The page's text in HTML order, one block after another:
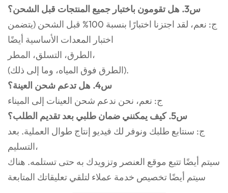
س3. هل تقومون باختبار جميع المنتجات قبل الشحن؟
ج: نعم، لقد اجتزنا اختبارًا بنسبة 100% قبل الشحن (يتضمن
اختبار المعدات الأساسية أيضًا
الطرق، التسلق، المطر،
(الطرق فوق المياه، وما إلى ذلك).
س4. هل تدعم شحن العينة؟
ج: نعم، نحن ندعم شحن العينات إلى الميناء
س5. كيف يمكنني ضمان طلبي بعد تقديم الطلب؟
ج: سنتابع طلبك ونوفر لك فيديو إنتاج طوال العملية. بعد
التسليم،
سيتم أيضًا تتبع موقع العنصر وتزويدك به حتى تستلمه. هناك
سيتم أيضًا تخصيص خدمة عملاء لتلقي تعليقاتك المتابعة